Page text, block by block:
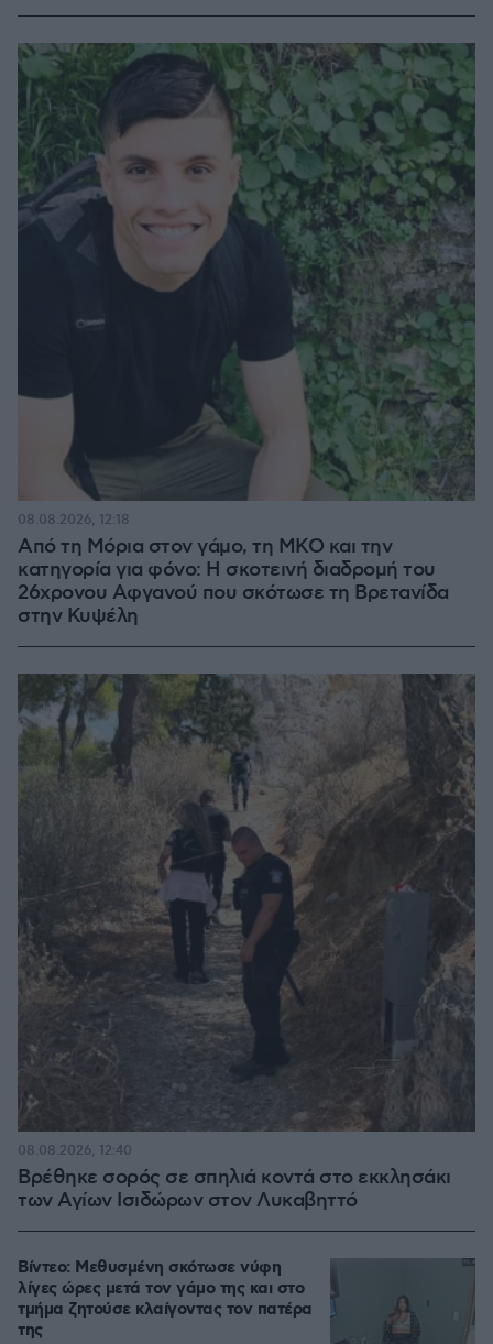
Από τη Μόρια στον γάμο, τη ΜΚΟ και την
κατηγορία για φόνο: Η σκοτεινή διαδρομή του
26χρονου Αφγανού που σκότωσε τη Βρετανίδα
στην Κυψέλη
08.08.2026, 12:18
Βρέθηκε σορός σε σπηλιά κοντά στο εκκλησάκι
των Αγίων Ισιδώρων στον Λυκαβηττό
08.08.2026, 12:40
Βίντεο: Μεθυσμένη σκότωσε νύφη
λίγες ώρες μετά τον γάμο της και στο
τμήμα ζητούσε κλαίγοντας τον πατέρα
της